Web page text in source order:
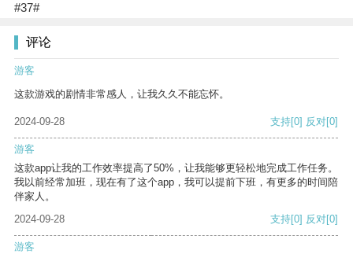
#37#
评论
游客
这款游戏的剧情非常感人，让我久久不能忘怀。
2024-09-28 支持[0] 反对[0]
游客
这款app让我的工作效率提高了50%，让我能够更轻松地完成工作任务。
我以前经常加班，现在有了这个app，我可以提前下班，有更多的时间陪
伴家人。
2024-09-28
支持[0] 反对[0]
游客